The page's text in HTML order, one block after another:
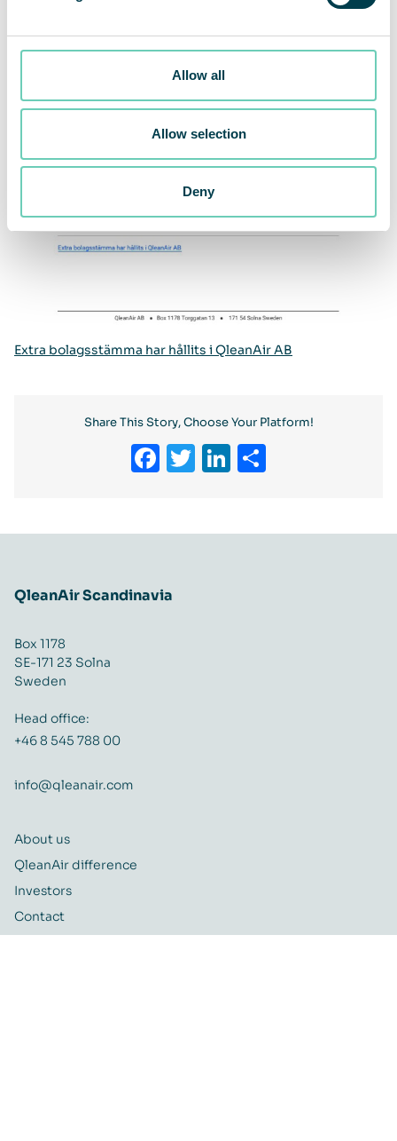
Allow all
Allow selection
Deny
Extra bolagsstämma har hållits i QleanAir AB
Share This Story, Choose Your Platform!
Facebook
Twitter
LinkedIn
QleanAir Scandinavia
Box 1178
SE-171 23 Solna
Sweden
Head office:
+46 8 545 788 00
info@qleanair.com
About us
QleanAir difference
Investors
Contact